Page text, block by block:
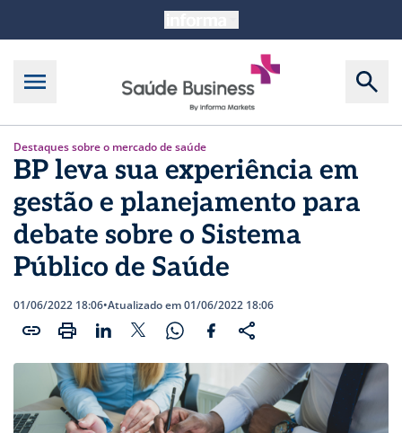
Destaques sobre o mercado de saúde
BP leva sua experiência em
gestão e planejamento para
debate sobre o Sistema
Público de Saúde
01/06/2022 18:06•Atualizado em 01/06/2022 18:06